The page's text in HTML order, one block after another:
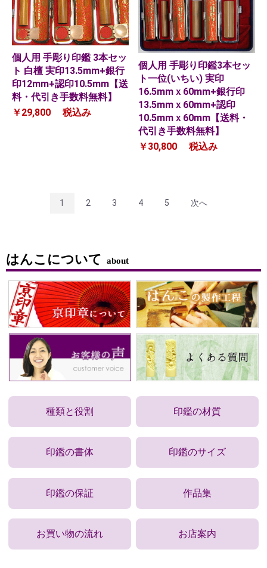
個人用 手彫り印鑑 3本セッ
ト 白檀 実印13.5mm+銀行
印12mm+認印10.5mm【送
料・代引き手数料無料】
￥29,800
税込み
個人用 手彫り印鑑3本セッ
ト一位(いちい) 実印
16.5mmｘ60mm+銀行印
13.5mmｘ60mm+認印
10.5mmｘ60mm【送料・
代引き手数料無料】
￥30,800
税込み
1 2 3 4 5 次へ
はんこについて about
種類と役割 印鑑の材質
印鑑の書体 印鑑のサイズ
印鑑の保証 作品集
お買い物の流れ お店案内